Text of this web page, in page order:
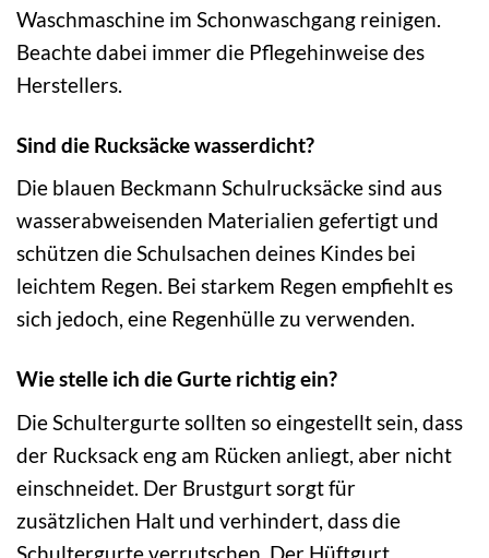
Waschmaschine im Schonwaschgang reinigen.
Beachte dabei immer die Pflegehinweise des
Herstellers.
Sind die Rucksäcke wasserdicht?
Die blauen Beckmann Schulrucksäcke sind aus
wasserabweisenden Materialien gefertigt und
schützen die Schulsachen deines Kindes bei
leichtem Regen. Bei starkem Regen empfiehlt es
sich jedoch, eine Regenhülle zu verwenden.
Wie stelle ich die Gurte richtig ein?
Die Schultergurte sollten so eingestellt sein, dass
der Rucksack eng am Rücken anliegt, aber nicht
einschneidet. Der Brustgurt sorgt für
zusätzlichen Halt und verhindert, dass die